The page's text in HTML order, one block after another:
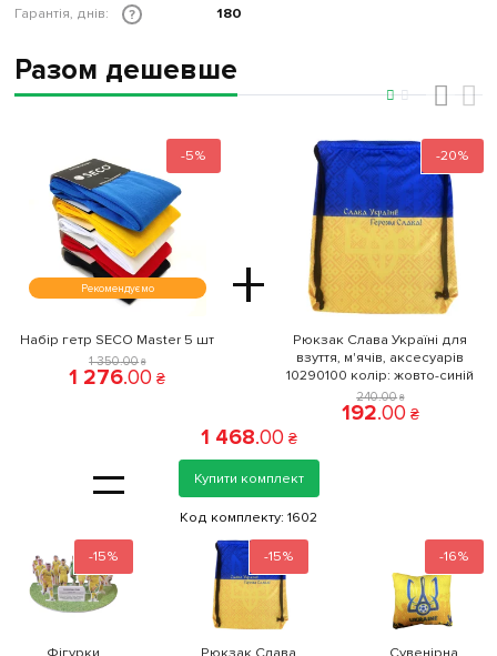
Гарантія, днів:
? 180
Разом дешевше
-5%
Рекомендуємо +
Набір гетр SECO Master 5 шт
1 350.00 ₴
1 276.00 ₴
-20%
Рюкзак Слава Україні для
взуття, м'ячів, аксесуарів
10290100 колiр: жовто-синій
240.00 ₴
192.00 ₴
=
1 468.00 ₴
Купити комплект
Код комплекту:1602
-15% -15% -16%